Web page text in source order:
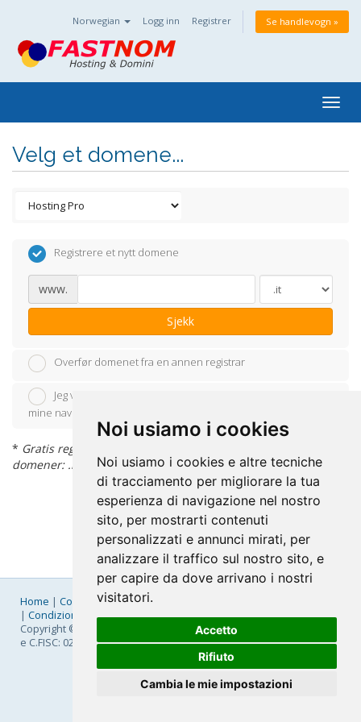
Noi usiamo i cookies
Noi usiamo i cookies e altre tecniche
di tracciamento per migliorare la tua
esperienza di navigazione nel nostro
sito, per mostrarti contenuti
personalizzati e annunci mirati, per
analizzare il traffico sul nostro sito, e
per capire da dove arrivano i nostri
visitatori.
Accetto
Rifiuto
Cambia le mie impostazioni
Norwegian Logg inn Registrer Se handlevogn »
Velg et domene...
Registrere et nytt domene
www.
Sjekk
Overfør domenet fra en annen registrar
Jeg vil bruke min eksisterende domene og oppdatere
mine navneservere
* Gratis registrering av domenenavn gjelder følgende
domener: .it, .edu.it, .eu, .com, .net, .org
Home | Company|Listino Prezzi
| Condizioni Generali|Fatturazione Elettronica|Mappa
Copyright © 2026 FastNom Planetel S.p.A. - Divisione .Cloud - P.IVA
e C.FISC: 02831630161